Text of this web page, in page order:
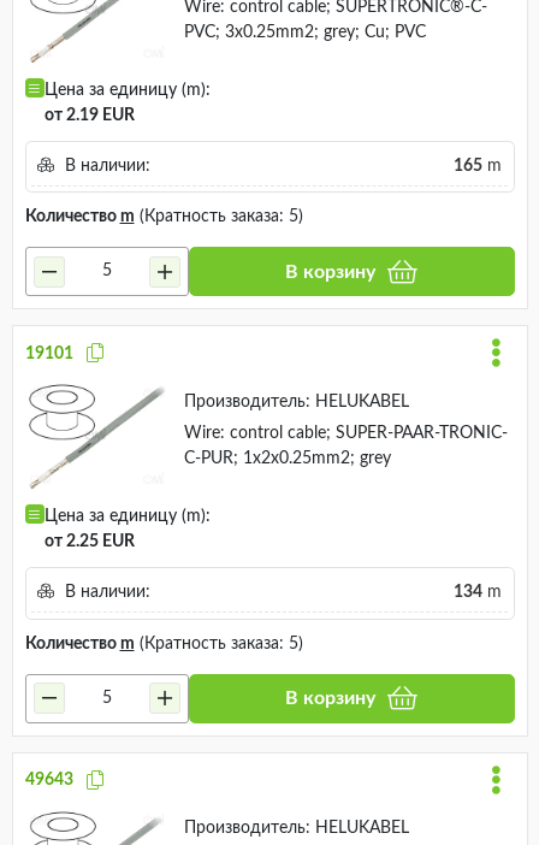
Wire: control cable; SUPERTRONIC®-C-
PVC; 3x0.25mm2; grey; Cu; PVC
Цена за единицу (m):
от 2.19 EUR
В наличии: 165m
Количество m (Кратность заказа: 5)
В корзину
19101
Производитель: HELUKABEL
Wire: control cable; SUPER-PAAR-TRONIC-
C-PUR; 1x2x0.25mm2; grey
Цена за единицу (m):
от 2.25 EUR
В наличии: 134m
Количество m (Кратность заказа: 5)
В корзину
49643
Производитель: HELUKABEL